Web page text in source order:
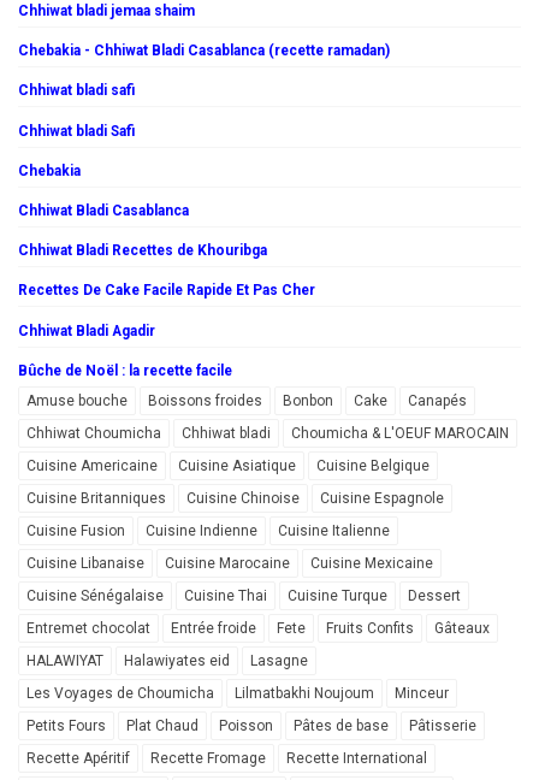
Chhiwat bladi jemaa shaim
Chebakia - Chhiwat Bladi Casablanca (recette ramadan)
Chhiwat bladi safi
Chhiwat bladi Safi
Chebakia
Chhiwat Bladi Casablanca
Chhiwat Bladi Recettes de Khouribga
Recettes De Cake Facile Rapide Et Pas Cher
Chhiwat Bladi Agadir
Bûche de Noël : la recette facile
Amuse bouche
Boissons froides Bonbon Cake
Canapés
Chhiwat Choumicha
Chhiwat bladi
Choumicha & L'OEUF MAROCAIN
Cuisine Americaine
Cuisine Asiatique
Cuisine Belgique
Cuisine Britanniques
Cuisine Chinoise
Cuisine Espagnole
Cuisine Fusion
Cuisine Indienne
Cuisine Italienne
Cuisine Libanaise
Cuisine Marocaine
Cuisine Mexicaine
Cuisine Sénégalaise
Cuisine Thai Cuisine Turque
Dessert
Entremet chocolat
Entrée froide Fete Fruits Confits
Gâteaux
HALAWIYAT
Halawiyates eid
Lasagne
Les Voyages de Choumicha
Lilmatbakhi Noujoum
Minceur
Petits Fours
Plat Chaud Poisson Pâtes de base
Pâtisserie
Recette Apéritif
Recette Fromage
Recette International